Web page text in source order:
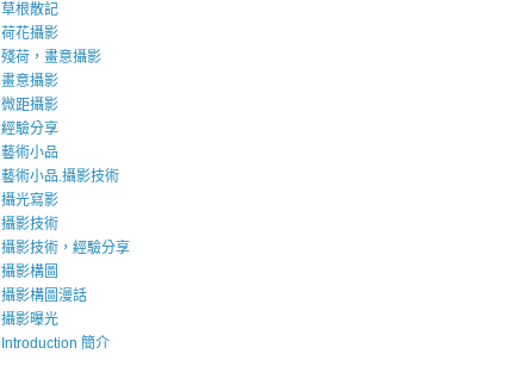
草根散記
荷花攝影
殘荷，畫意攝影
畫意攝影
微距攝影
經驗分享
藝術小品
藝術小品.攝影技術
攝光寫影
攝影技術
攝影技術，經驗分享
攝影構圖
攝影構圖漫話
攝影曝光
Introduction 簡介